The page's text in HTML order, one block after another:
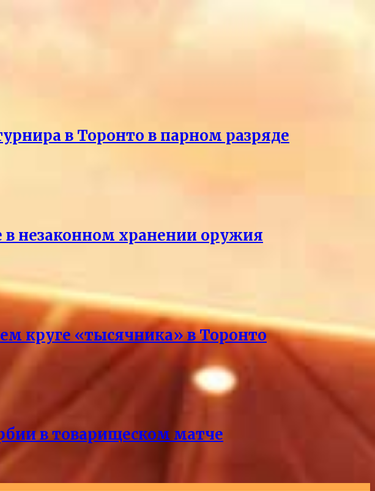
в Торонто в парном разряде
в незаконном хранении оружия
круге «тысячника» в Торонто
в товарищеском матче